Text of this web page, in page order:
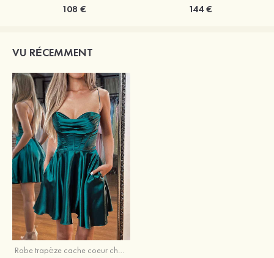
108 € 144 €
VU RÉCEMMENT
Robe trapèze cache coeur charmeuse courte/mini robe de fête de la rentrée